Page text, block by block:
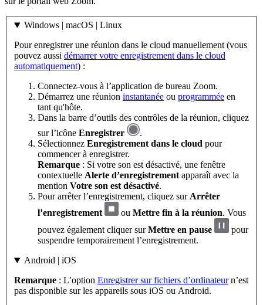
Windows | macOS | Linux
Pour enregistrer une réunion dans le cloud manuellement (vous
pouvez aussi démarrer votre enregistrement dans le cloud
automatiquement) :
Connectez-vous à l’application de bureau Zoom.
Démarrez une réunion instantanée ou programmée en
tant qu'hôte.
Dans la barre d’outils des contrôles de la réunion, cliquez
sur l’icône Enregistrer
.
Sélectionnez Enregistrement dans le cloud pour
commencer à enregistrer.
Remarque : Si votre son est désactivé, une fenêtre
contextuelle Alerte d’enregistrement apparaît avec la
mention Votre son est désactivé.
Pour arrêter l’enregistrement, cliquez sur Arrêter
l’enregistrement
ou Mettre fin à la réunion. Vous
pouvez également cliquer surMettre en pause
pour
suspendre temporairement l’enregistrement.
Android | iOS
Remarque : L’option Enregistrer sur fichiers d’ordinateurn’est
pas disponible sur les appareils sous iOS ou Android.